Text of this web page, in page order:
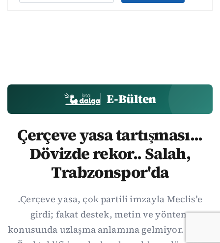
E-Bülten
Çerçeve yasa tartışması...
Dövizde rekor.. Salah,
Trabzonspor'da
.Çerçeve yasa, çok partili imzayla Meclis'e
girdi; fakat destek, metin ve yöntem
konusunda uzlaşma anlamına gelmiyor. Özgür